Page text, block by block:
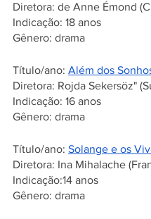
Diretora: de Anne Émond
Indicação: 18 anos
Gênero: drama
Título/ano: Além dos
Diretora: Rojda Sekersöz"
Indicação: 16 anos
Gênero: drama
Título/ano: Solange e os
Diretora: Ina Mihalache
Indicação:14 anos
Gênero: drama